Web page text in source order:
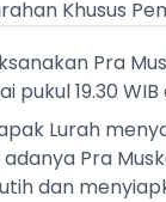
Pra
pukul 19.30
Lurah
adanya Pra
dan